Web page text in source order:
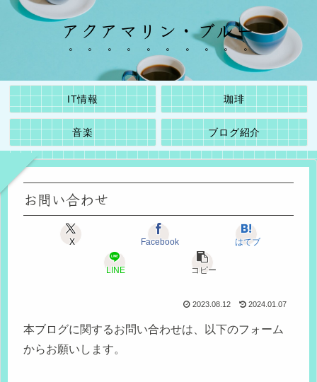
アクアマリン・ブルー
IT情報 珈琲
音楽 ブログ紹介
お問い合わせ
X Facebook はてブ
LINE コピー
2023.08.12 2024.01.07
本ブログに関するお問い合わせは、以下のフォーム
からお願いします。